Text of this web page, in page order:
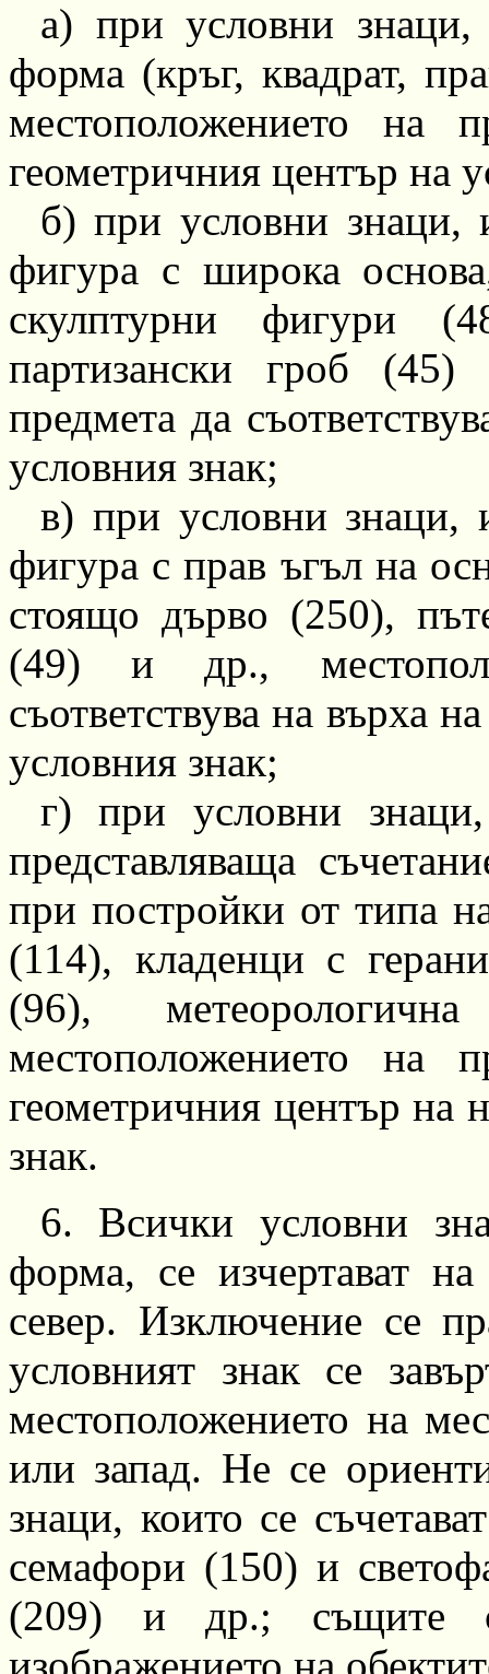
а) при условни
форма (кръг, квадрат,
местоположението на
геометричния център на
б) при условни знаци,
фигура с широка
скулптурни фигури
партизански гроб
предмета да
условния знак;
в) при условни знаци,
фигура с прав ъгъл на
стоящо дърво (250),
(49) и др.,
съответствува на върха
условния знак;
г) при условни
представляваща
при постройки от типа
(114), кладенци с
(96),
местоположението на
геометричния център на
знак.
6. Всички условни
форма, сеизчертаватна
север. Изключение се
условният знак се
местоположението на
или запад. Не се
знаци, които се
семафори (150) и
(209) и др.; същите